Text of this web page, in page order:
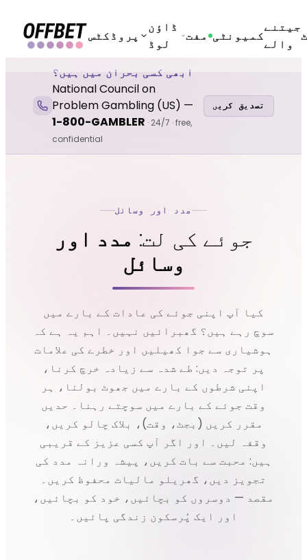
پروڈکٹس
ڈاؤن
لوڈ
مفت کمیونٹی
جیتنے
والے
ابھی کسی بحران میں ہیں؟
National Council on
Problem Gambling (US) —
1-800-GAMBLER · 24/7 · free,
confidential
تصدیق کریں
مدد اور وسائل
جوئے کی لت: مدد اور
وسائل
کیا آپ اپنی جوئے کی عادات کے بارے میں
سوچ رہے ہیں؟ گھبرائیں نہیں۔ اہم یہ ہے کہ
ہوشیاری سے جوا کھیلیں اور خطرے کی علامات
پر توجہ دیں: طے شدہ سے زیادہ خرچ کرنا،
اپنی شرطوں کے بارے میں جھوٹ بولنا، ہر
وقت جوئے کے بارے میں سوچتے رہنا۔ حدیں
مقرر کریں (بجٹ، وقت)، بلاک چالو کریں،
وقفہ لیں۔ اور اگر آپ کسی عزیز کے قریبی
ہیں: محبت سے بات کریں، پیشہ ورانہ مدد کی
تجویز دیں، گھریلو مالیات محفوظ کریں۔
مقصد — دوسروں کو بچائیں، خود کو بچائیں،
اور ایک پُرسکون زندگی پائیں۔